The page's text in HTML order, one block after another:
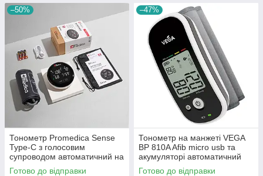
–50%
Тонометр Promedica Sense
Type-C з голосовим
супроводом автоматичний на
плече гарантія 10 років
Готово до відправки
–47%
Тонометр на манжеті VEGA
BP 810A Afib micro usb та
акумуляторі автоматичний
гарантія 3 роки
Готово до відправки